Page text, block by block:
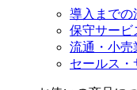
導入までの
保守サービ
流通・小売
セールス・